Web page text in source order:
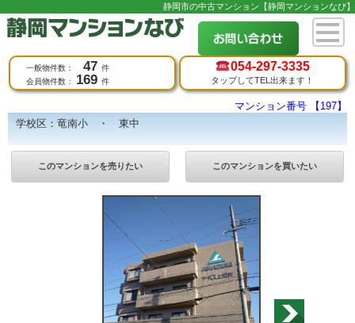
静岡市の中古マンション【静岡マンションなび】
一般物件数： 47 件
会員物件数：
169 件
054-297-3335
タップしてTEL出来ます！
マンション番号 【197】
学校区：竜南小 ・ 東中
このマンションを売りたい このマンションを買いたい